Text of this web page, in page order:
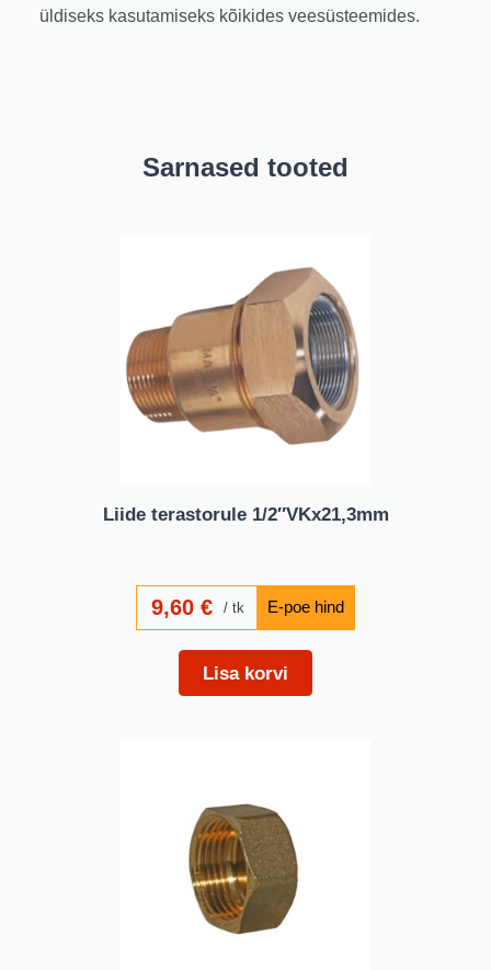
üldiseks kasutamiseks kõikides veesüsteemides.
Sarnased tooted
Liide terastorule 1/2″VKx21,3mm
9,60€ tk
Lisa korvi